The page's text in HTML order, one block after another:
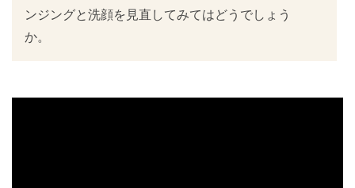
ンジングと洗顔を見直してみてはどうでしょう
か。